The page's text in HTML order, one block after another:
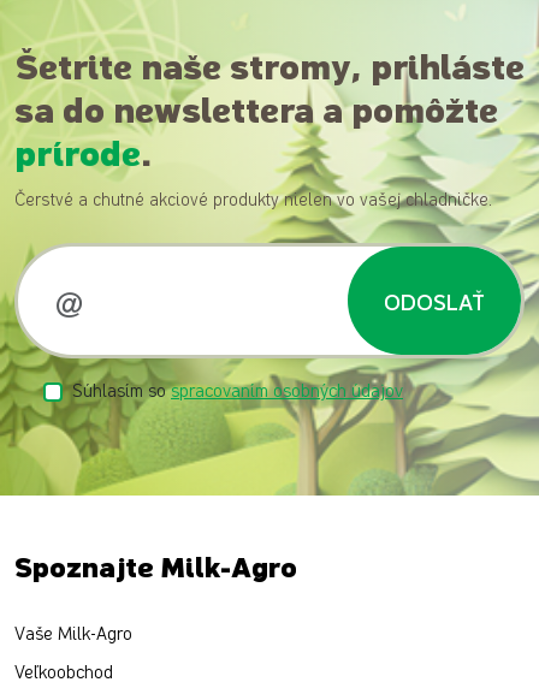
Šetrite naše stromy, prihláste
sa do newslettera a pomôžte
prírode.
Čerstvé a chutné akciové produkty nielen vo vašej chladničke.
ODOSLAŤ
Súhlasím sospracovaním osobných údajov
Spoznajte Milk-Agro
Vaše Milk-Agro
Veľkoobchod